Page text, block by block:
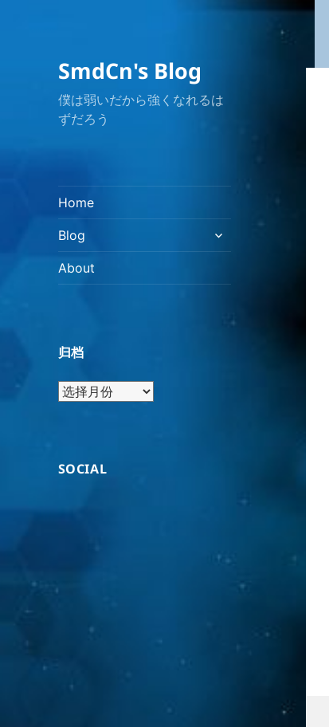
SmdCn's Blog
僕は弱いだから強くなれるは
ずだろう
Home
Blog
展
开
菜
About
归档
归
SOCIAL